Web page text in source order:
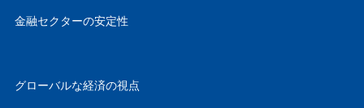
金融セクターの安定性
グローバルな経済の視点